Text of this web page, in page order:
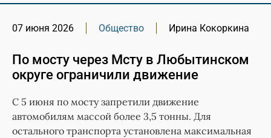
07 июня 2026 Общество Ирина Кокоркина
По мосту через Мсту в Любытинском
округе ограничили движение
С 5 июня по мосту запретили движение
автомобилям массой более 3,5 тонны. Для
остального транспорта установлена максимальная